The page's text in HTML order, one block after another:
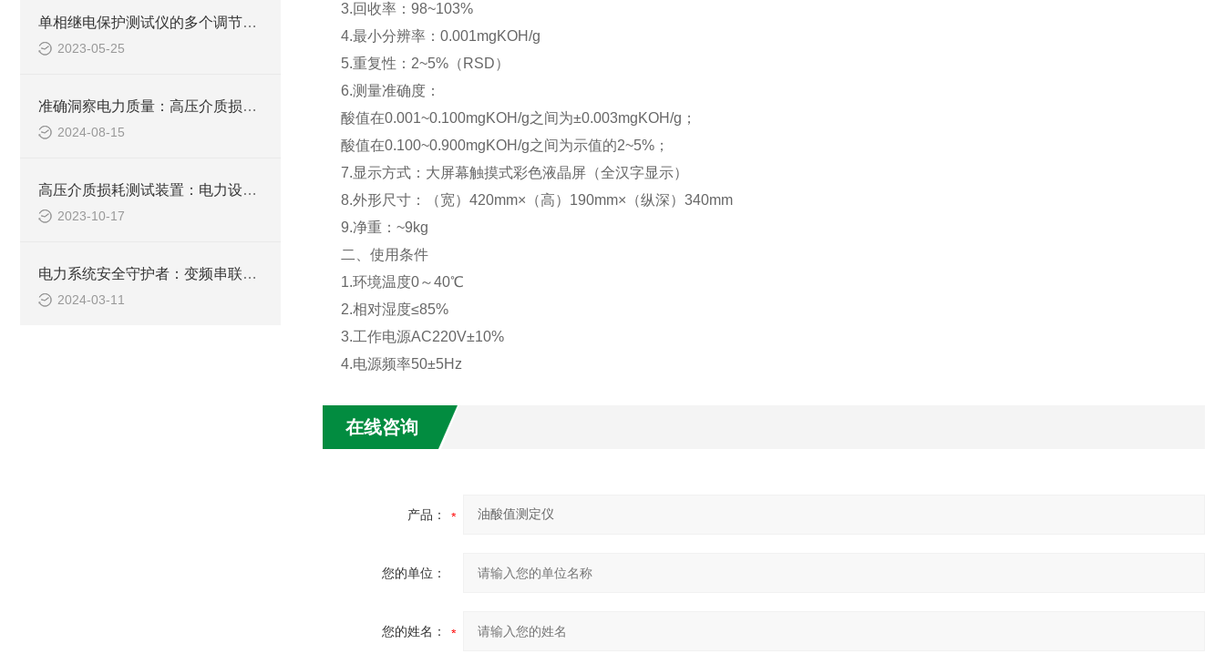
单相继电保护测试仪的多个调节项目说明
2023-05-25
准确洞察电力质量：高压介质损耗测试装置的创新应用
2024-08-15
高压介质损耗测试装置：电力设备的细密检测工具
2023-10-17
电力系统安全守护者：变频串联谐振成套试验装置的应用与挑战
2024-03-11
3.回收率：98~103%
4.最小分辨率：0.001mgKOH/g
5.重复性：2~5%（RSD）
6.测量准确度：
酸值在0.001~0.100mgKOH/g之间为±0.003mgKOH/g；
酸值在0.100~0.900mgKOH/g之间为示值的2~5%；
7.显示方式：大屏幕触摸式彩色液晶屏（全汉字显示）
8.外形尺寸：（宽）420mm×（高）190mm×（纵深）340mm
9.净重：~9kg
二、使用条件
1.环境温度0～40℃
2.相对湿度≤85%
3.工作电源AC220V±10%
4.电源频率50±5Hz
在线咨询
产品：
您的单位：
您的姓名：